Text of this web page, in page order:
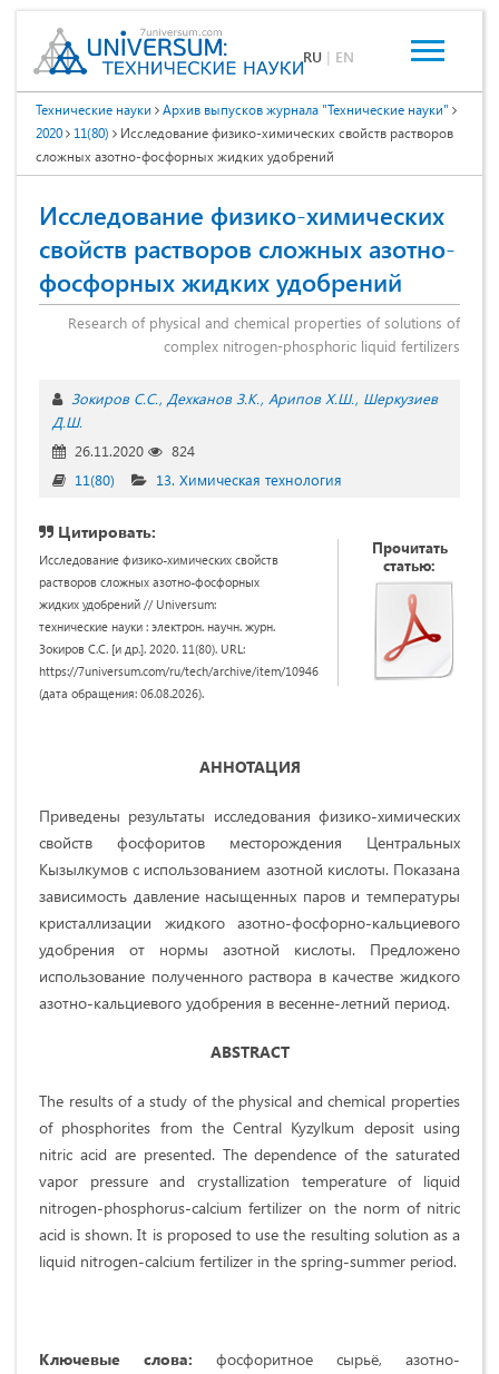
RU | EN
Технические науки
Архив выпусков журнала "Технические науки"
2020
11(80)
Исследование физико-химических свойств растворов
сложных азотно-фосфорных жидких удобрений
Исследование физико-химических
свойств растворов сложных азотно-
фосфорных жидких удобрений
Research of physical and chemical properties of solutions of
complex nitrogen-phosphoric liquid fertilizers
Зокиров С.С. Дехканов З.К. Арипов Х.Ш. Шеркузиев
Д.Ш.
26.11.2020
824
11(80)
13. Химическая технология
Цитировать:
Исследование физико-химических свойств
растворов сложных азотно-фосфорных
жидких удобрений // Universum:
технические науки : электрон. научн. журн.
Зокиров С.С. [и др.]. 2020. 11(80). URL:
https://7universum.com/ru/tech/archive/item/10946
(дата обращения: 06.08.2026).
Прочитать
статью:
АННОТАЦИЯ
Приведены результаты исследования физико-химических
свойств фосфоритов месторождения Центральных
Кызылкумов с использованием азотной кислоты. Показана
зависимость давление насыщенных паров и температуры
кристаллизации жидкого азотно-фосфорно-кальциевого
удобрения от нормы азотной кислоты. Предложено
использование полученного раствора в качестве жидкого
азотно-кальциевого удобрения в весенне-летний период.
ABSTRACT
The results of a study of the physical and chemical properties
of phosphorites from the Central Kyzylkum deposit using
nitric acid are presented. The dependence of the saturated
vapor pressure and crystallization temperature of liquid
nitrogen-phosphorus-calcium fertilizer on the norm of nitric
acid is shown. It is proposed to use the resulting solution as a
liquid nitrogen-calcium fertilizer in the spring-summer period.
Ключевые слова: фосфоритное сырьё, азотно-